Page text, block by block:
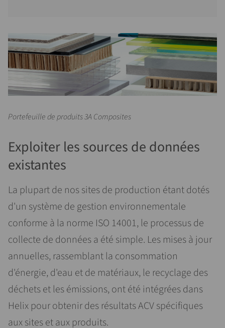
Portefeuille de produits 3A Composites
Exploiter les sources de données
existantes
La plupart de nos sites de production étant dotés
d'un système de gestion environnementale
conforme à la norme ISO 14001, le processus de
collecte de données a été simple. Les mises à jour
annuelles, rassemblant la consommation
d'énergie, d'eau et de matériaux, le recyclage des
déchets et les émissions, ont été intégrées dans
Helix pour obtenir des résultats ACV spécifiques
aux sites et aux produits.